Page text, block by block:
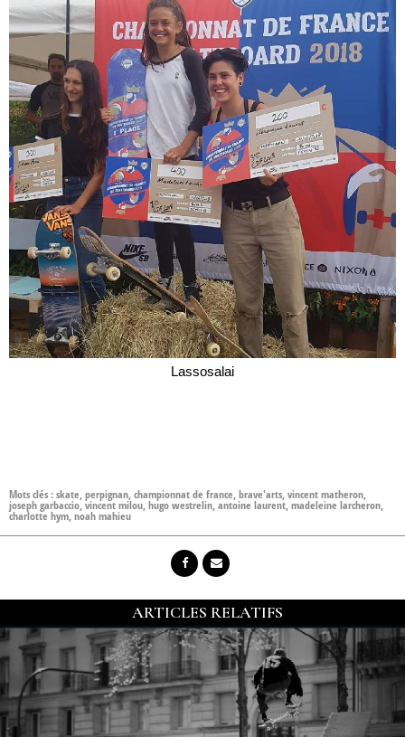
Lassosalai
Mots clés :skate,perpignan,championnat de france,brave'arts,vincent matheron,
joseph garbaccio,vincent milou,hugo westrelin,antoine laurent,madeleine larcheron,
charlotte hym,noah mahieu
ARTICLES RELATIFS